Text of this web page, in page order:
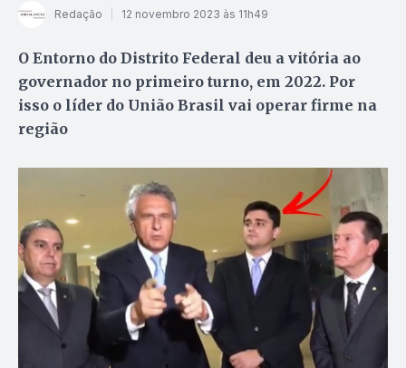
Redação 12 novembro 2023 às 11h49
O Entorno do Distrito Federal deu a vitória ao
governador no primeiro turno, em 2022. Por
isso o líder do União Brasil vai operar firme na
região